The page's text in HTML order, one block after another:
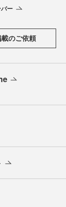
ー
のご依頼